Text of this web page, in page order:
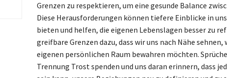
Grenzen zu respektieren, um eine gesunde Balance
Diese Herausforderungen können tiefere Einblicke in
bieten und helfen, die eigenen Lebenslagen besser zu
greifbare Grenzen dazu, dass wir uns nach Nähe
eigenen persönlichen Raum bewahren möchten.
Trennung Trost spenden und uns daran erinnern, dass